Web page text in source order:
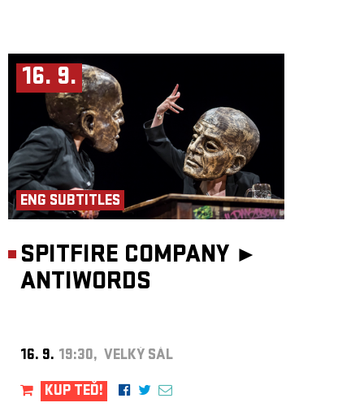
16. 9.
ENG SUBTITLES
SPITFIRE COMPANY ►
ANTIWORDS
16. 9. 19:30, VELKÝ SÁL
KUP TEĎ!